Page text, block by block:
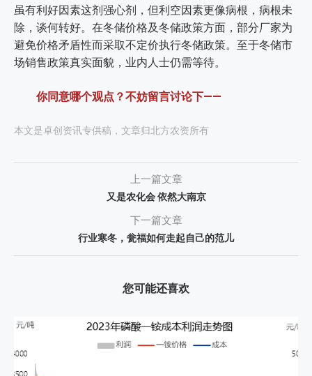
虽有利好因素这剂强心剂，但利空因素更像病根，病根未
除，谈何转好。在冬储价格及冬储政策方面，部分厂家为
避免价格矛盾性而采取不定价执行冬储政策。至于冬储市
场销售政策真实面貌，业内人士仍需等待。
你同意哪个观点？不妨留言讨论下——
本文是卓创资讯专供稿，文章归北方农资所有
上一篇文章
又是农化会 依然大南京
下一篇文章
行业寒冬，瓮福如何走起自己的范儿
您可能还喜欢